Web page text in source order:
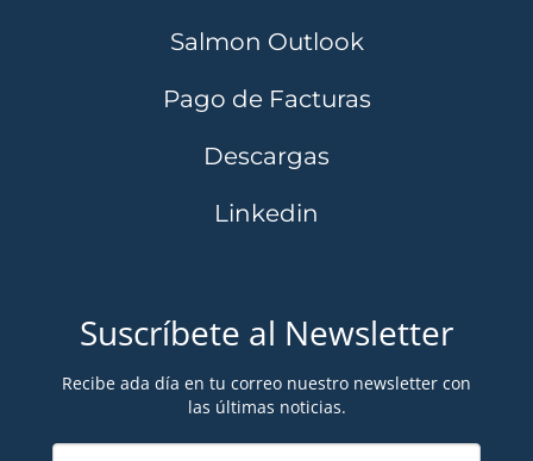
Salmon Outlook
Pago de Facturas
Descargas
Linkedin
Suscríbete al Newsletter
Recibe ada día en tu correo nuestro newsletter con
las últimas noticias.